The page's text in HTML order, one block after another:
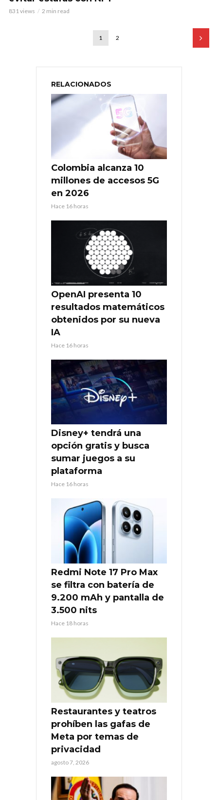
831 views 2 min read
1 2
RELACIONADOS
Colombia alcanza 10
millones de accesos 5G
en 2026
Hace 16 horas
OpenAI presenta 10
resultados matemáticos
obtenidos por su nueva
IA
Hace 16 horas
Disney+ tendrá una
opción gratis y busca
sumar juegos a su
plataforma
Hace 16 horas
Redmi Note 17 Pro Max
se filtra con batería de
9.200 mAh y pantalla de
3.500 nits
Hace 18 horas
Restaurantes y teatros
prohíben las gafas de
Meta por temas de
privacidad
agosto 7, 2026